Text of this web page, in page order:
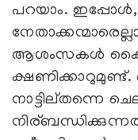
പറയാം. ഇപ്പോള്‍,
ആശംസകള്‍
നാട്ടില്തന്നെ